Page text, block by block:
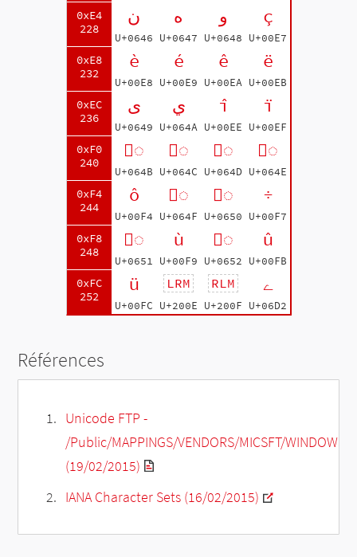
0xE4
228
0xE8
232
0xEC
236
0xF0
240
0xF4
244
0xF8
248
0xFC
252
ن
U+0646
ه
U+0647
و
U+0648
ç
U+00E7
è
U+00E8
é
U+00E9
ê
U+00EA
ë
U+00EB
ى
U+0649
ي
U+064A
î
U+00EE
ï
U+00EF
◌ً
U+064B
◌ٌ
U+064C
◌ٍ
U+064D
◌َ
U+064E
ô
U+00F4
◌ُ
U+064F
◌ِ
U+0650
÷
U+00F7
◌ّ
U+0651
ù
U+00F9
◌ْ
U+0652
û
U+00FB
ü
U+00FC
LRM
U+200E
RLM
U+200F
ے
U+06D2
Références
Unicode FTP -
/Public/MAPPINGS/VENDORS/MICSFT/WINDOWS/
(19/02/2015)
IANA Character Sets (16/02/2015)